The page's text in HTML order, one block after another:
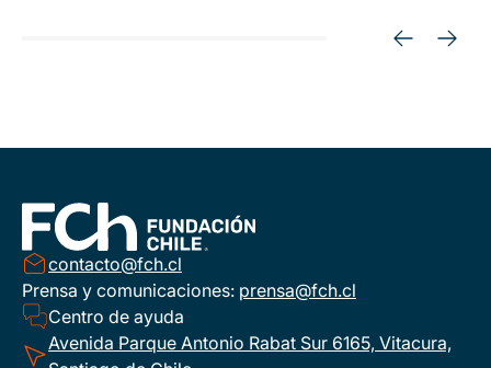
contacto@fch.cl
Prensa y comunicaciones: prensa@fch.cl
Centro de ayuda
Avenida Parque Antonio Rabat Sur 6165, Vitacura,